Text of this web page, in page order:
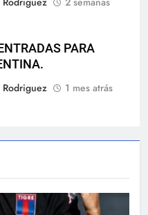
PARA
1 mes atrás